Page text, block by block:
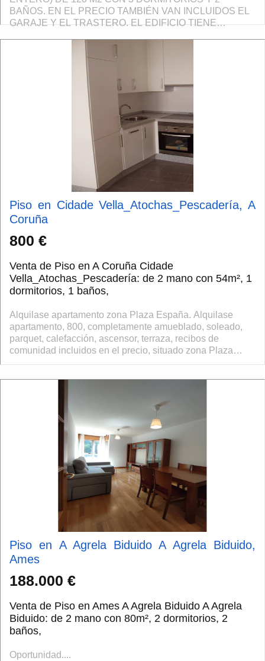
BAÑOS. EN EL PRECIO TAMBIÉN VAN INCLUIDOS EL
GARAJE Y EL TRASTERO. EL EDIFICIO TIENE
DE COMERCIOS. EL COMPRADOR ESTARÁ EXE...
Piso en Cidade Vella_Atochas_Pescadería, A
Coruña
800 €
Venta de Piso en A Coruña Cidade
Vella_Atochas_Pescadería: de 2 mano con 54m², 1
dormitorios, 1 baños,
Alquilase apartamento zona Plaza España. Alquilase
apartamento, 800, completamente amueblado, soleado,
parquet, calefacción, ascensor, terraza, recibos de
comunidad incluidos en el precio, situado zona Plaza
España, alquiler de temporada, ref. 581...
Piso en A Agrela Biduido A Agrela Biduido,
Ames
188.000 €
Venta de Piso en Ames A Agrela Biduido A Agrela
Biduido: de 2 mano con 80m², 2 dormitorios, 2
baños,
Oportunidad....